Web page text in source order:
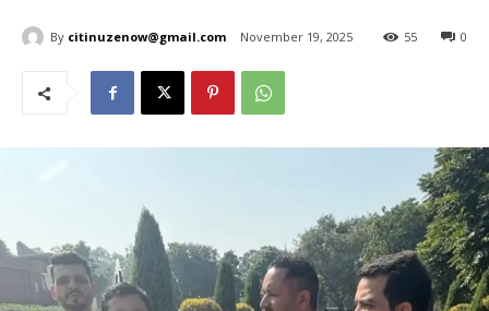
By citinuzenow@gmail.com November 19, 2025 0
55